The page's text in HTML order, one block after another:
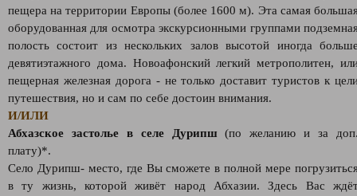
пещера на территории Европы (более 1600 м). Эта самая
оборудованная для осмотра экскурсионными группами
полость состоит из нескольких залов высотой иногда
девятиэтажного дома. Новоафонский легкий метрополитен,
пещерная железная дорога - не только доставит туристов к
путешествия, но и сам по себе достоин внимания.
И/ИЛИ
Абхазское застолье в селе Дурипш(по желанию и за
плату)*.
Село Дурипш- место, где Вы сможете в полной мере
в ту жизнь, которой живёт народ Абхазии. Здесь Вас